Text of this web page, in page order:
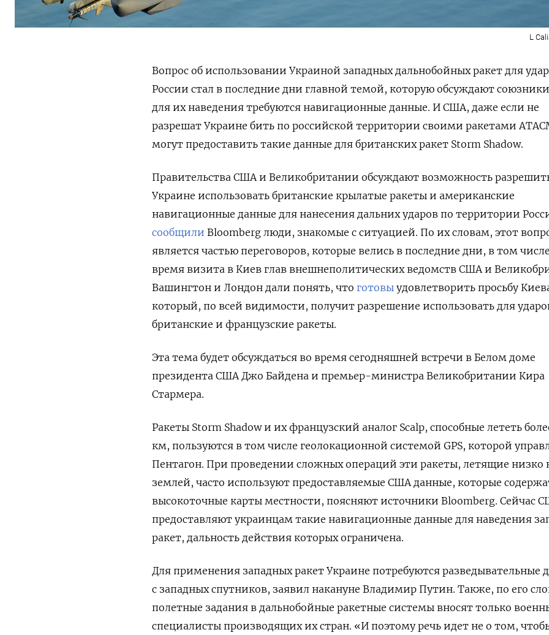
L
Вопрос об использовании Украиной западных дальнобойных ракет для
России стал в последние дни главной темой, которую обсуждают
для их наведения требуются навигационные данные. И США, даже если не
разрешат Украине бить по российской территории своими ракетами
могут предоставить такие данные для британских ракет Storm Shadow.
Правительства США и Великобритании обсуждают возможность
Украине использовать британские крылатые ракеты и американские
навигационные данные для нанесения дальних ударов по территории
сообщили Bloomberg люди, знакомые с ситуацией. По их словам, этот
является частью переговоров, которые велись в последние дни, в том
время визита в Киев глав внешнеполитических ведомств США и
Вашингтон и Лондон дали понять, что готовы удовлетворить просьбу
который, по всей видимости, получит разрешение использовать для
британские и французские ракеты.
Эта тема будет обсуждаться во время сегодняшней встречи в Белом доме
президента США Джо Байдена и премьер-министра Великобритании Кира
Стармера.
Ракеты Storm Shadow и их французский аналог Scalp, способные лететь
км, пользуются в том числе геолокационной системой GPS, которой
Пентагон. При проведении сложных операций эти ракеты, летящие низко
землей, часто используют предоставляемые США данные, которые
высокоточные карты местности, поясняют источники Bloomberg. Сейчас
предоставляют украинцам такие навигационные данные для наведения
ракет, дальность действия которых ограничена.
Для применения западных ракет Украине потребуются разведывательные
с западных спутников, заявил накануне Владимир Путин. Также, по его
полетные задания в дальнобойные ракетные системы вносят только
специалисты производящих их стран. «И поэтому речь идет не о том,